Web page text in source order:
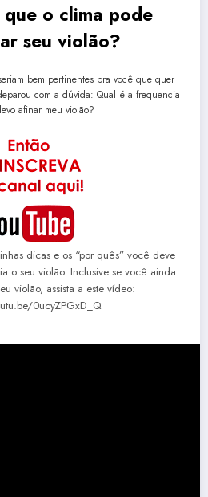
o clima pode
seu violão?
bem pertinentes pra você que quer
com a dúvida: Qual é a frequencia
afinar meu violão?
dicas e os “por quês” você deve
o seu violão. Inclusive se você ainda
violão, assista a este vídeo:
0ucyZPGxD_Q